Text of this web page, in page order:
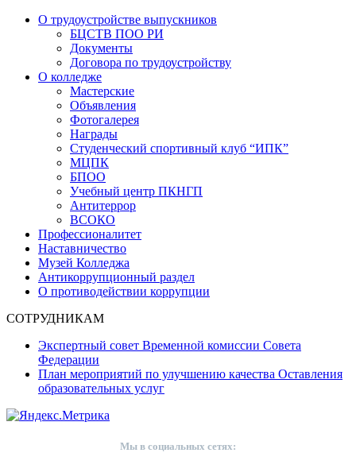
О трудоустройстве выпускников
БЦСТВ ПОО РИ
Документы
Договора по трудоустройству
О колледже
Мастерские
Объявления
Фотогалерея
Награды
Студенческий спортивный клуб “ИПК”
МЦПК
БПОО
Учебный центр ПКНГП
Антитеррор
ВСОКО
Профессионалитет
Наставничество
Музей Колледжа
Антикоррупционный раздел
О противодействии коррупции
СОТРУДНИКАМ
Экспертный совет Временной комиссии Совета
Федерации
План мероприятий по улучшению качества Оставления
образовательных услуг
Мы в социальных сетях: